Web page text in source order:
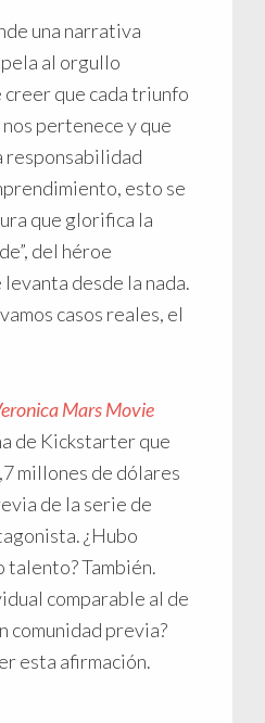
una narrativa
al orgullo
creer que cada triunfo
pertenece y que
responsabilidad
esto se
que glorifica la
del héroe
desde la nada.
casos reales, el
Mars Movie
de Kickstarter que
millones de dólares
de la serie de
¿Hubo
talento? También.
comparable al de
comunidad previa?
esta afirmación.